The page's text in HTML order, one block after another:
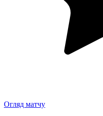
Огляд матчу